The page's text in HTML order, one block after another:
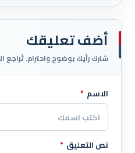
أضف تعليقك
شارك رأيك بوضوح واحترام. تُراجع
اترك هذا الحقل فارغاً
الاسم *
نص التعليق *